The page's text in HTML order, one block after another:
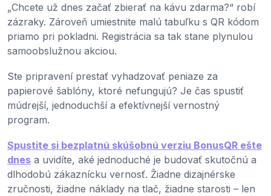
„Chcete už dnes začať zbierať na kávu zdarma?“ robí
zázraky. Zároveň umiestnite malú tabuľku s QR kódom
priamo pri pokladni. Registrácia sa tak stane plynulou
samoobslužnou akciou.
Ste pripravení prestať vyhadzovať peniaze za
papierové šablóny, ktoré nefungujú? Je čas spustiť
múdrejší, jednoduchší a efektívnejší vernostný
program.
Spustite si bezplatnú skúšobnú verziu BonusQR ešte
dnes a uvidíte, aké jednoduché je budovať skutočnú a
dlhodobú zákaznícku vernosť. Žiadne dizajnérske
zručnosti, žiadne náklady na tlač, žiadne starosti – len